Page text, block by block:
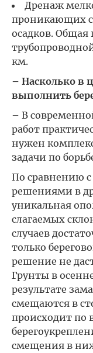
Дренаж
проникающих с
осадков.
км.
– Насколько в
выполнить
– В
работ
нужен
задачи по
По сравнению
решениями в
уникальная
слагаемых
случаев
только
решение не
Грунты в
результате
смещаются в
происходит по
смещения в